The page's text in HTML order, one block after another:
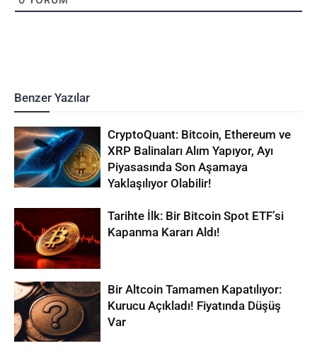
Benzer Yazılar
CryptoQuant: Bitcoin, Ethereum ve
XRP Balinaları Alım Yapıyor, Ayı
Piyasasında Son Aşamaya
Yaklaşılıyor Olabilir!
Tarihte İlk: Bir Bitcoin Spot ETF’si
Kapanma Kararı Aldı!
Bir Altcoin Tamamen Kapatılıyor:
Kurucu Açıkladı! Fiyatında Düşüş
Var